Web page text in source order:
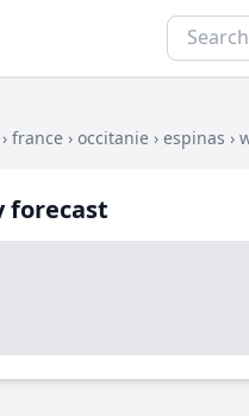
› france › occitanie › espinas ›
forecast